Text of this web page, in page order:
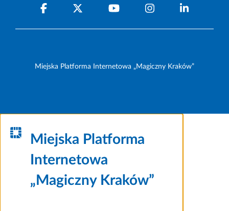
Miejska Platforma Internetowa „Magiczny Kraków”
Miejska Platforma
Internetowa
„Magiczny Kraków”